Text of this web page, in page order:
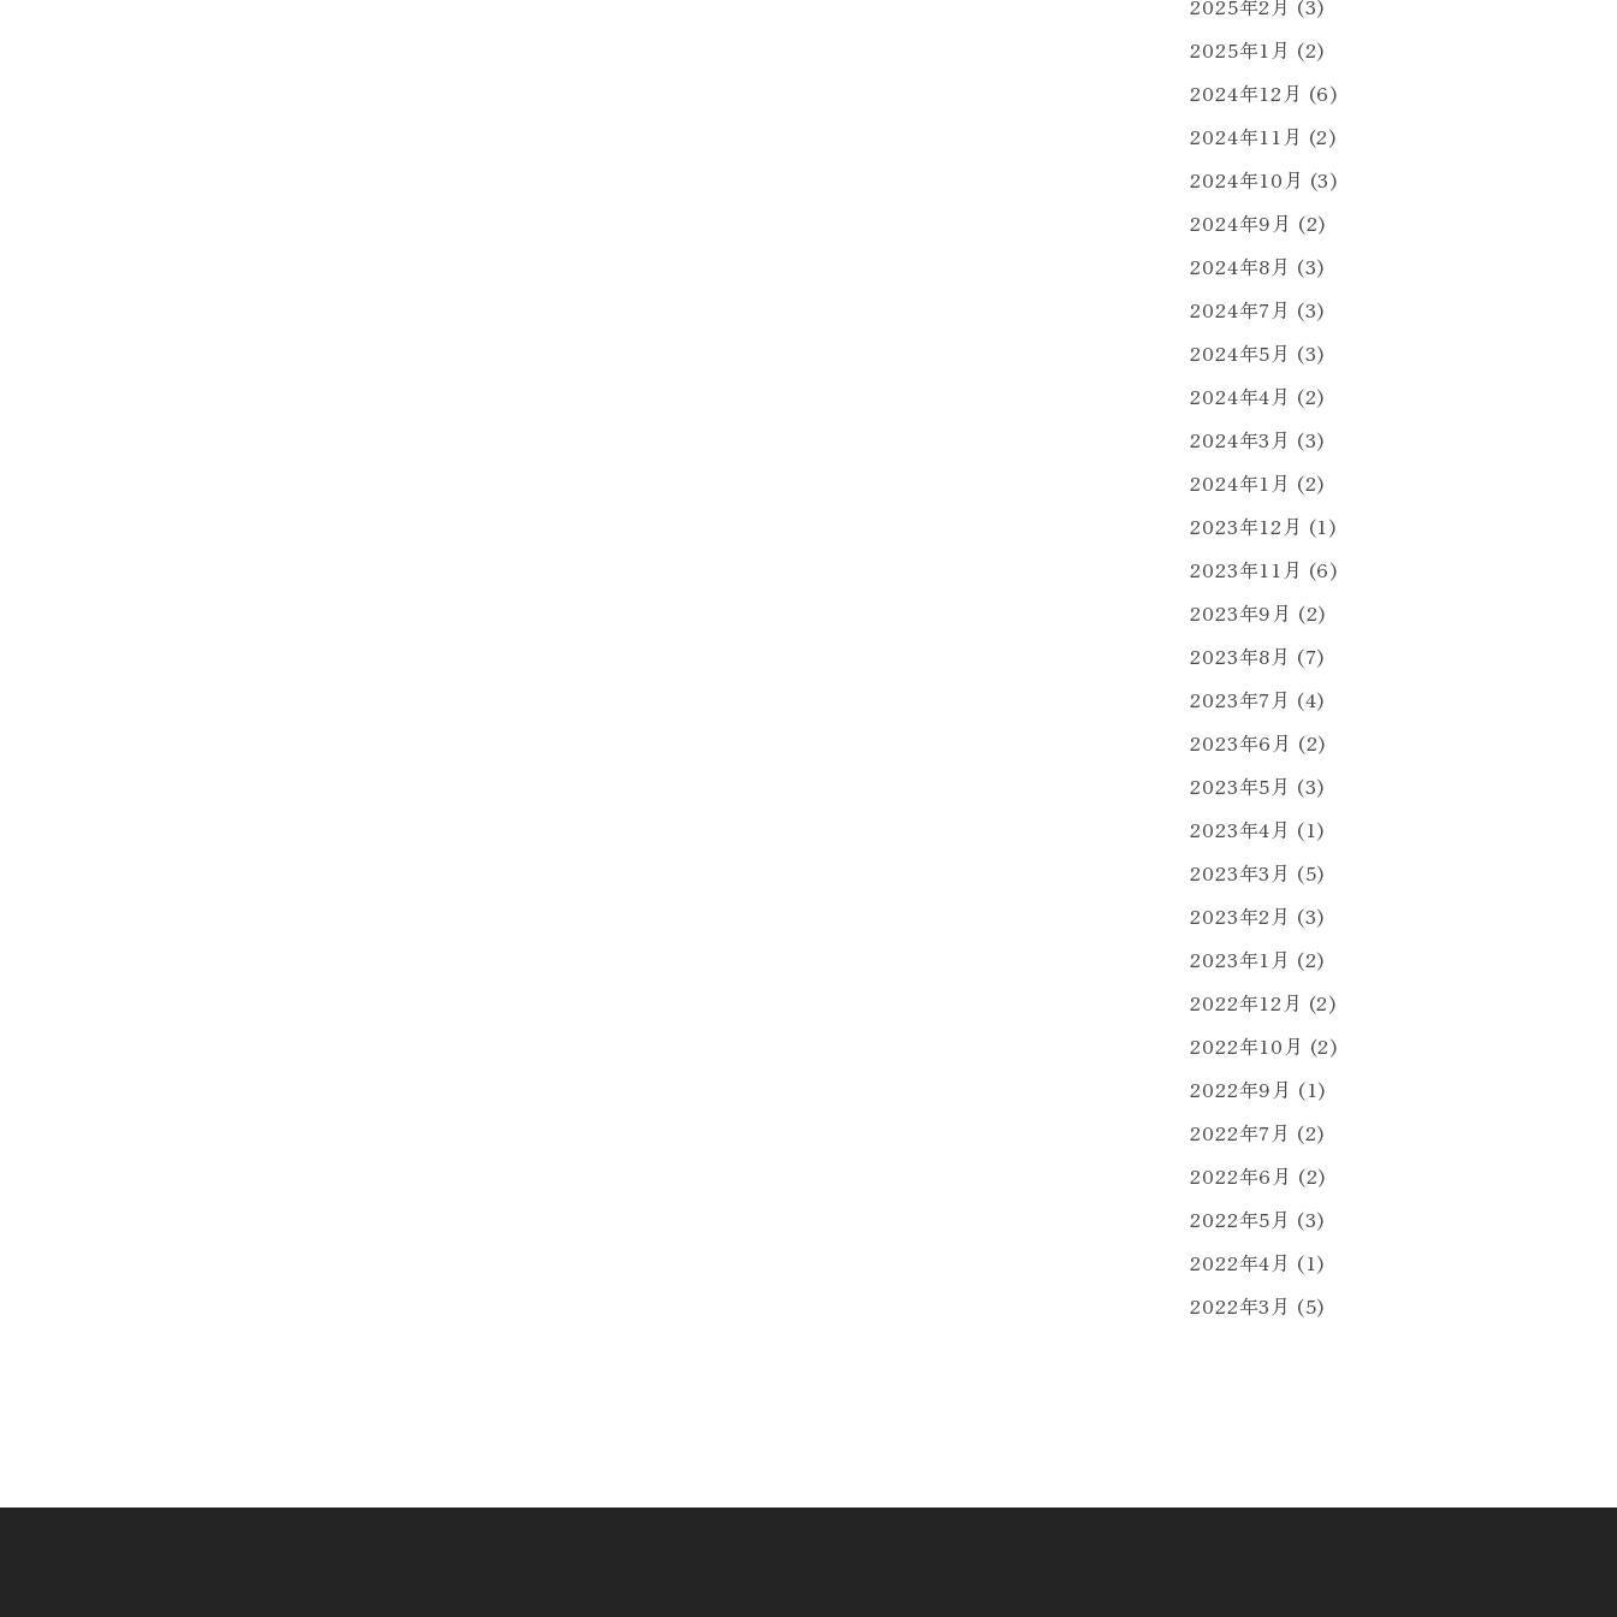
2025年2月 (3)
2025年1月 (2)
2024年12月 (6)
2024年11月 (2)
2024年10月 (3)
2024年9月 (2)
2024年8月 (3)
2024年7月 (3)
2024年5月 (3)
2024年4月 (2)
2024年3月 (3)
2024年1月 (2)
2023年12月 (1)
2023年11月 (6)
2023年9月 (2)
2023年8月 (7)
2023年7月 (4)
2023年6月 (2)
2023年5月 (3)
2023年4月 (1)
2023年3月 (5)
2023年2月 (3)
2023年1月 (2)
2022年12月 (2)
2022年10月 (2)
2022年9月 (1)
2022年7月 (2)
2022年6月 (2)
2022年5月 (3)
2022年4月 (1)
2022年3月 (5)